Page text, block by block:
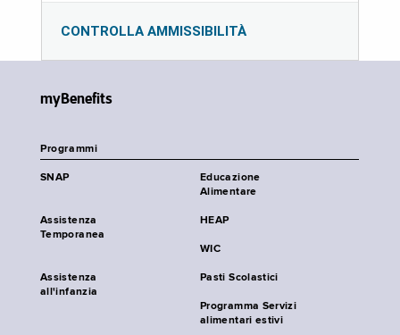
CONTROLLA AMMISSIBILITÀ
myBenefits
Programmi
SNAP
Educazione
Alimentare
Assistenza
Temporanea
HEAP
WIC
Assistenza
all'infanzia
Pasti Scolastici
Programma Servizi
alimentari estivi